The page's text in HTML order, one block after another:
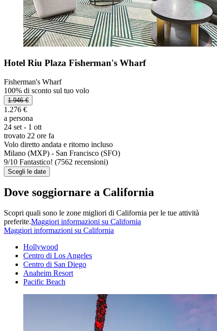
Hotel Riu Plaza Fisherman's Wharf
Fisherman's Wharf
100% di sconto sul tuo volo
1.946 €
1.276 €
a persona
24 set - 1 ott
trovato 22 ore fa
Volo diretto andata e ritorno incluso
Milano (MXP) - San Francisco (SFO)
9/10 Fantastico! (7562 recensioni)
Scegli le date
Dove soggiornare a California
Scopri quali sono le zone migliori di California per le tue attività
preferite.Maggiori informazioni su California
Maggiori informazioni su California
Hollywood
Centro di Los Angeles
Centro di San Diego
Anaheim Resort
Pacific Beach